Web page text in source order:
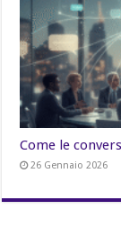
Come le
26 Gennaio 2026